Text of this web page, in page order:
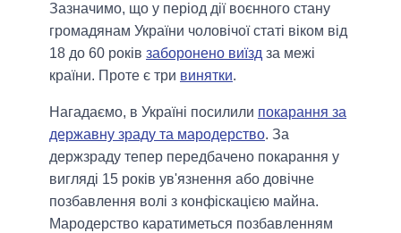
Зазначимо, що у період дії воєнного стану
громадянам України чоловічої статі віком від
18 до 60 років заборонено виїзд за межі
країни. Проте є три винятки.
Нагадаємо, в Україні посилили покарання за
державну зраду та мародерство. За
держзраду тепер передбачено покарання у
вигляді 15 років ув'язнення або довічне
позбавлення волі з конфіскацією майна.
Мародерство каратиметься позбавленням